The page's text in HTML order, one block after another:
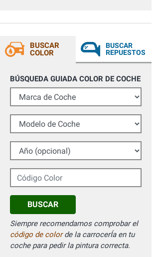
BUSCAR
COLOR
BUSCAR
REPUESTOS
BÚSQUEDA GUIADA COLOR DE COCHE
Marca de Coche
Modelo de Coche
Año (opcional)
Código Color
BUSCAR
Siempre recomendamos comprobar el
código de colorde la carrocerÍa en tu
coche para pedir la pintura correcta.